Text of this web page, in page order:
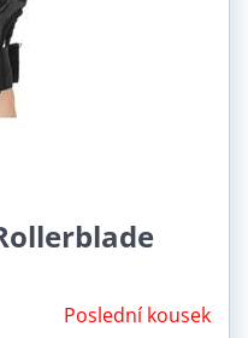
Poslední kousek